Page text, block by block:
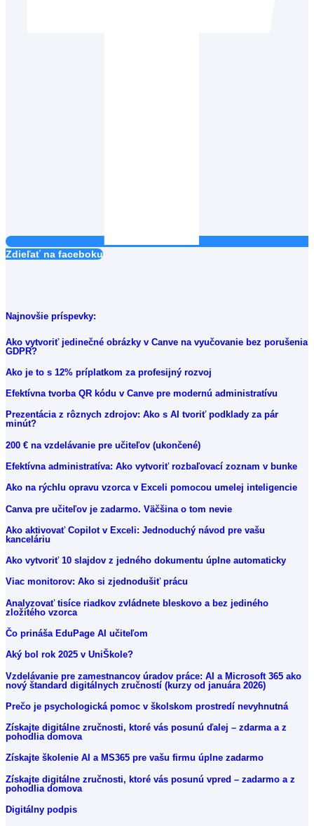
Zdieľať na faceboku
Najnovšie príspevky:
Ako vytvoriť jedinečné obrázky v Canve na vyučovanie bez porušenia
GDPR?
Ako je to s 12% príplatkom za profesijný rozvoj
Efektívna tvorba QR kódu v Canve pre modernú administratívu
Prezentácia z rôznych zdrojov: Ako s AI tvoriť podklady za pár
minút?
200 € na vzdelávanie pre učiteľov (ukončené)
Efektívna administratíva: Ako vytvoriť rozbaľovací zoznam v bunke
Ako na rýchlu opravu vzorca v Exceli pomocou umelej inteligencie
Canva pre učiteľov je zadarmo. Väčšina o tom nevie
Ako aktivovať Copilot v Exceli: Jednoduchý návod pre vašu
kanceláriu
Ako vytvoriť 10 slajdov z jedného dokumentu úplne automaticky
Viac monitorov: Ako si zjednodušiť prácu
Analyzovať tisíce riadkov zvládnete bleskovo a bez jediného
zložitého vzorca
Čo prináša EduPage AI učiteľom
Aký bol rok 2025 v UniŠkole?
Vzdelávanie pre zamestnancov úradov práce: AI a Microsoft 365 ako
nový štandard digitálnych zručností (kurzy od januára 2026)
Prečo je psychologická pomoc v školskom prostredí nevyhnutná
Získajte digitálne zručnosti, ktoré vás posunú ďalej – zdarma a z
pohodlia domova
Získajte školenie AI a MS365 pre vašu firmu úplne zadarmo
Získajte digitálne zručnosti, ktoré vás posunú vpred – zadarmo a z
pohodlia domova
Digitálny podpis